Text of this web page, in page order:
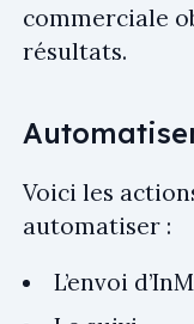
commerciale
résultats.
Voici les
automatiser :
L’envoi